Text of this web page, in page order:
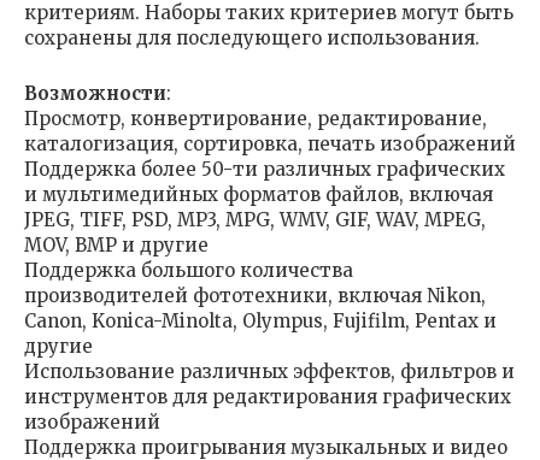
критериям. Наборы таких критериев могут быть
сохранены для последующего использования.
Возможности:
Просмотр, конвертирование, редактирование,
каталогизация, сортировка, печать изображений
Поддержка более 50-ти различных графических
и мультимедийных форматов файлов, включая
JPEG, TIFF, PSD, MP3, MPG, WMV, GIF, WAV, MPEG,
MOV, BMP и другие
Поддержка большого количества
производителей фототехники, включая Nikon,
Canon, Konica-Minolta, Olympus, Fujifilm, Pentax и
другие
Использование различных эффектов, фильтров и
инструментов для редактирования графических
изображений
Поддержка проигрывания музыкальных и видео